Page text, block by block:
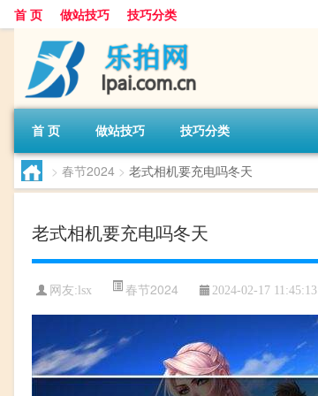
首 页 做站技巧 技巧分类
首 页 做站技巧 技巧分类
> 春节2024 > 老式相机要充电吗冬天
老式相机要充电吗冬天
网友: lsx 春节2024 2024-02-17 11:45:13